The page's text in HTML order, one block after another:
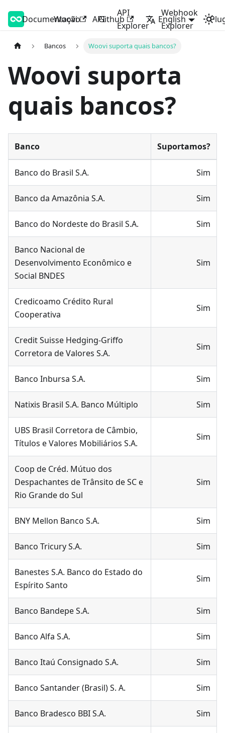
Woovi Developers
Documentação API
API
Explorer
Webhook
Explorer
Woovi Github English
Bancos Woovi suporta quais bancos?
Woovi suporta
quais bancos?
Banco Suportamos?
Banco do Brasil S.A. Sim
Banco da Amazônia S.A. Sim
Banco do Nordeste do Brasil S.A. Sim
Banco Nacional de
Desenvolvimento Econômico e
Social BNDES
Sim
Credicoamo Crédito Rural
Cooperativa
Sim
Credit Suisse Hedging-Griffo
Corretora de Valores S.A.
Sim
Banco Inbursa S.A. Sim
Natixis Brasil S.A. Banco Múltiplo Sim
UBS Brasil Corretora de Câmbio,
Títulos e Valores Mobiliários S.A.
Sim
Coop de Créd. Mútuo dos
Despachantes de Trânsito de SC e
Rio Grande do Sul
Sim
BNY Mellon Banco S.A. Sim
Banco Tricury S.A. Sim
Banestes S.A. Banco do Estado do
Espírito Santo
Sim
Banco Bandepe S.A. Sim
Banco Alfa S.A. Sim
Banco Itaú Consignado S.A. Sim
Banco Santander (Brasil) S. A. Sim
Banco Bradesco BBI S.A. Sim